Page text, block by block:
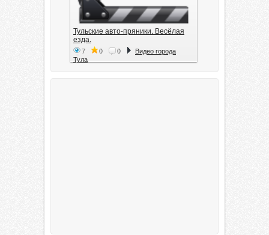
Тульские авто-пряники. Весёлая
езда.
7 0 0
Видео города
Тула